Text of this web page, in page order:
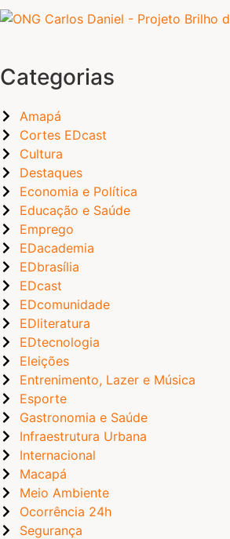
Categorias
Amapá
Cortes EDcast
Cultura
Destaques
Economia e Política
Educação e Saúde
Emprego
EDacademia
EDbrasília
EDcast
EDcomunidade
EDliteratura
EDtecnologia
Eleições
Entrenimento, Lazer e Música
Esporte
Gastronomia e Saúde
Infraestrutura Urbana
Internacional
Macapá
Meio Ambiente
Ocorrência 24h
Segurança